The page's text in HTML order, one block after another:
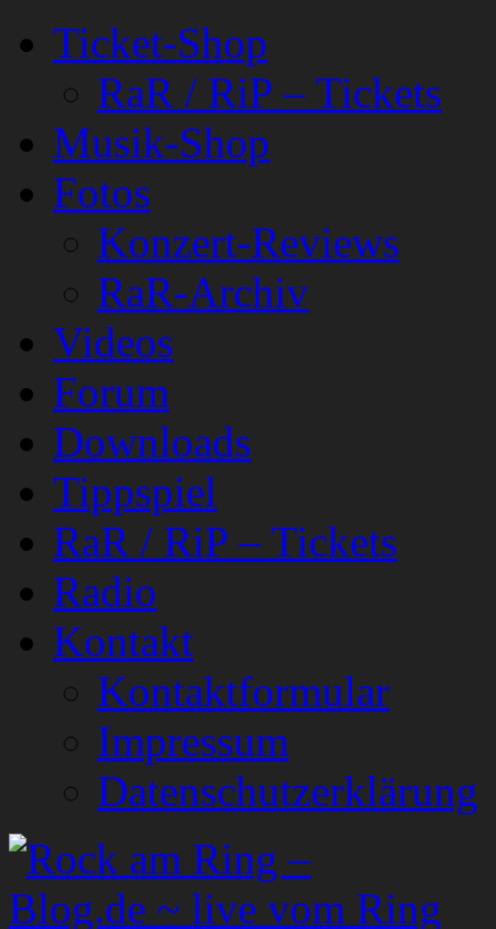
Ticket-Shop
RaR / RiP – Tickets
Musik-Shop
Fotos
Konzert-Reviews
RaR-Archiv
Videos
Forum
Downloads
Tippspiel
RaR / RiP – Tickets
Radio
Kontakt
Kontaktformular
Impressum
Datenschutzerklärung